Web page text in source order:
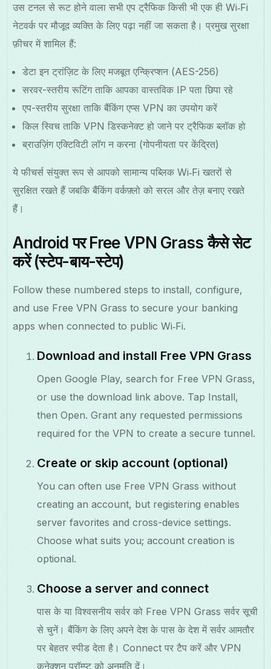
उस टनल से रूट होने वाला सभी एप ट्रैफिक किसी भी एक ही Wi‑Fi
नेटवर्क पर मौजूद व्यक्ति के लिए पढ़ा नहीं जा सकता है। प्रमुख सुरक्षा
फ़ीचर में शामिल हैं:
डेटा इन ट्रांज़िट के लिए मजबूत एन्क्रिप्शन (AES-256)
सरवर-स्तरीय रूटिंग ताकि आपका वास्तविक IP पता छिपा रहे
एप-स्तरीय सुरक्षा ताकि बैंकिंग एप्स VPN का उपयोग करें
किल स्विच ताकि VPN डिस्कनेक्ट हो जाने पर ट्रैफिक ब्लॉक हो
ब्राउज़िंग एक्टिविटी लॉग न करना (गोपनीयता पर केंद्रित)
ये फीचर्स संयुक्त रूप से आपको सामान्य पब्लिक Wi‑Fi खतरों से
सुरक्षित रखते हैं जबकि बैंकिंग वर्कफ़्लो को सरल और तेज़ बनाए रखते
हैं।
Android पर Free VPN Grass कैसे सेट
करें (स्टेप-बाय-स्टेप)
Follow these numbered steps to install, configure,
and use Free VPN Grass to secure your banking
apps when connected to public Wi‑Fi.
Download and install Free VPN Grass
Open Google Play, search for Free VPN Grass,
or use the download link above. Tap Install,
then Open. Grant any requested permissions
required for the VPN to create a secure tunnel.
Create or skip account (optional)
You can often use Free VPN Grass without
creating an account, but registering enables
server favorites and cross-device settings.
Choose what suits you; account creation is
optional.
Choose a server and connect
पास के या विश्वसनीय सर्वर को Free VPN Grass सर्वर सूची
से चुनें। बैंकिंग के लिए अपने देश के पास के देश में सर्वर आमतौर
पर बेहतर स्पीड देता है। Connect पर टैप करें और VPN
कनेक्शन प्रॉम्प्ट को अनुमति दें।